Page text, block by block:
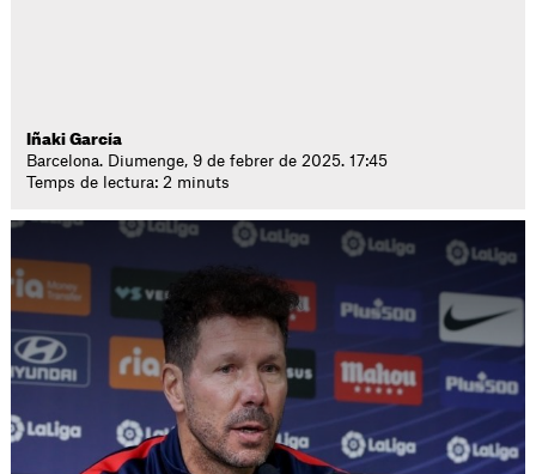
Iñaki García
Barcelona. Diumenge, 9 de febrer de 2025. 17:45
Temps de lectura: 2 minuts